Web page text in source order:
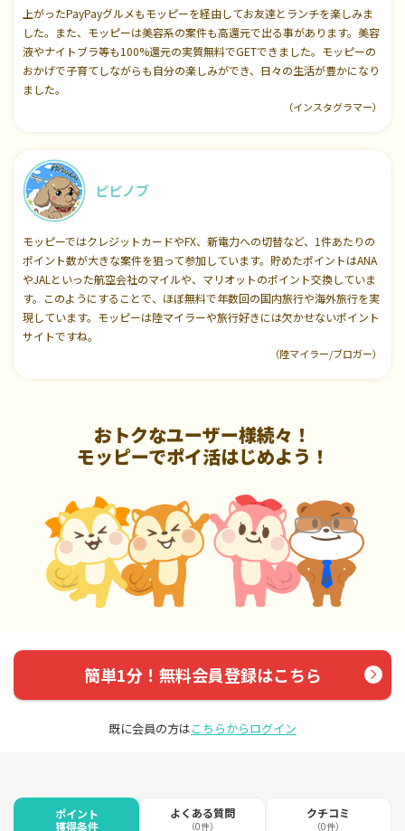
上がったPayPayグルメもモッピーを経由してお友達とランチを楽しみま
した。また、モッピーは美容系の案件も高還元で出る事があります。美容
液やナイトブラ等も100%還元の実質無料でGETできました。モッピーの
おかげで子育てしながらも自分の楽しみができ、日々の生活が豊かになり
ました。
（インスタグラマー）
ピピノブ
モッピーではクレジットカードやFX、新電力への切替など、1件あたりの
ポイント数が大きな案件を狙って参加しています。貯めたポイントはANA
やJALといった航空会社のマイルや、マリオットのポイント交換していま
す。このようにすることで、ほぼ無料で年数回の国内旅行や海外旅行を実
現しています。モッピーは陸マイラーや旅行好きには欠かせないポイント
サイトですね。
（陸マイラー/ブロガー）
おトクなユーザー様続々！
モッピーでポイ活はじめよう！
簡単1分！無料会員登録はこちら
既に会員の方はこちらからログイン
ポイント
獲得条件
よくある質問
（0件）
クチコミ
（0件）